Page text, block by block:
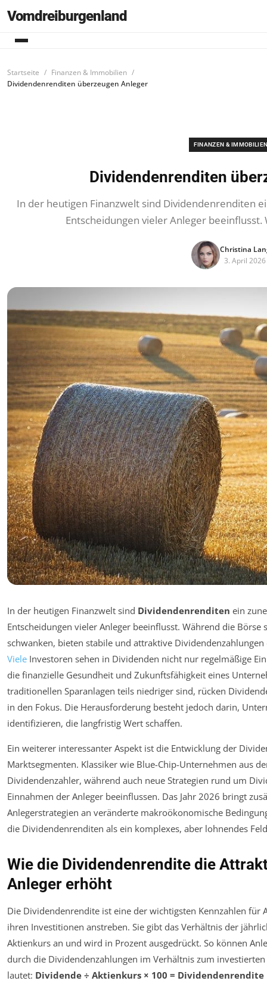
Vomdreiburgenland
Startseite
Finanzen & Immobilien
Dividendenrenditen überzeugen Anleger
FINANZEN &
Dividendenrenditen
In der heutigen Finanzwelt sind Dividendenrenditen
Entscheidungen vieler Anleger
Christina
3. April 2026
In der heutigen Finanzwelt sind Dividendenrenditen ein
Entscheidungen vieler Anleger beeinflusst. Während die
schwanken, bieten stabile und attraktive
Viele Investoren sehen in Dividenden nicht nur regelmäßige
die finanzielle Gesundheit und Zukunftsfähigkeit eines
traditionellen Sparanlagen teils niedriger sind, rücken
in den Fokus. Die Herausforderung besteht jedoch darin,
identifizieren, die langfristig Wert schaffen.
Ein weiterer interessanter Aspekt ist die Entwicklung der
Marktsegmenten. Klassiker wie Blue-Chip-Unternehmen aus
Dividendenzahler, während auch neue Strategien rund um
Einnahmen der Anleger beeinflussen. Das Jahr 2026 bringt
Anlegerstrategien an veränderte makroökonomische
die Dividendenrenditen als ein komplexes, aber lohnendes
Wie die Dividendenrendite die
Anleger erhöht
Die Dividendenrendite ist eine der wichtigsten Kennzahlen für
ihren Investitionen anstreben. Sie gibt das Verhältnis der
Aktienkurs an und wird in Prozent ausgedrückt. So können
durch die Dividendenzahlungen im Verhältnis zum
lautet: Dividende ÷ Aktienkurs × 100 = Dividendenrendite